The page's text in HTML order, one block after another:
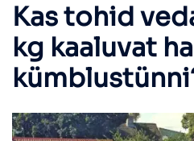
Kas tohid
kg kaaluvat